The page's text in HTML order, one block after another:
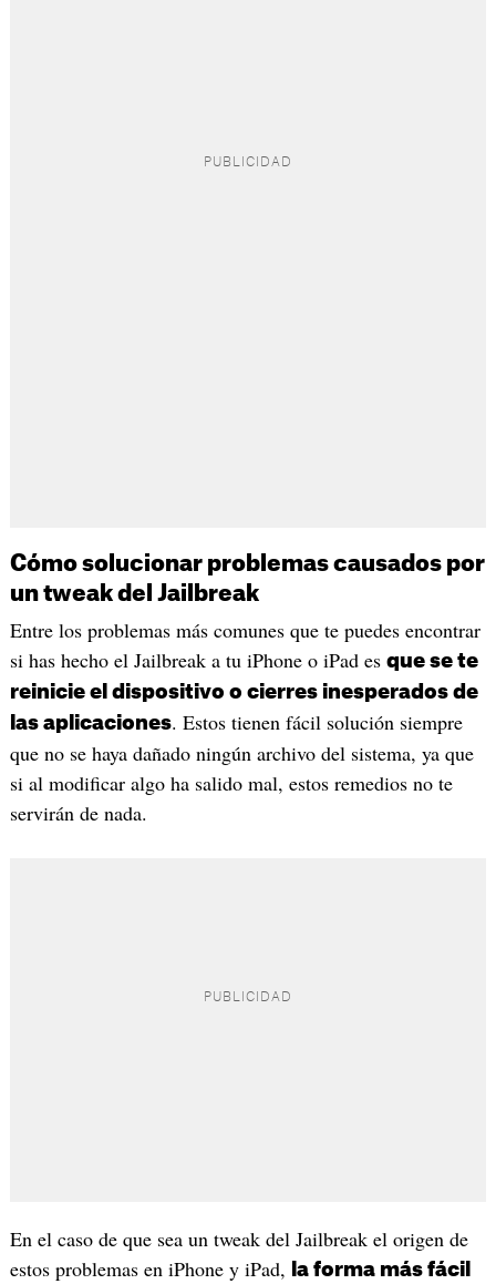
Cómo solucionar problemas causados por
un tweak del Jailbreak
Entre los problemas más comunes que te puedes encontrar
si has hecho el Jailbreak a tu iPhone o iPad es que se te
reinicie el dispositivo o cierres inesperados de
las aplicaciones. Estos tienen fácil solución siempre
que no se haya dañado ningún archivo del sistema, ya que
si al modificar algo ha salido mal, estos remedios no te
servirán de nada.
En el caso de que sea un tweak del Jailbreak el origen de
estos problemas en iPhone y iPad,
la forma más fácil